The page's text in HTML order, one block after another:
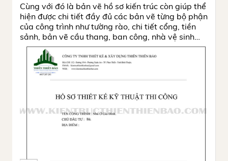
Cùng với đó là bản vẽ hồ sơ kiến trúc còn giúp thể
hiện được chi tiết đầy đủ các bản vẽ từng bộ phận
của công trình như tường rào, chi tiết cổng, tiền
sảnh, bản vẽ cầu thang, ban công, nhà vệ sinh…